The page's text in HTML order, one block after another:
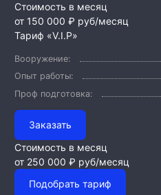
Стоимость в месяц
от 150 000 ₽ руб/месяц
Тариф «V.I.P»
Вооружение:
Опыт работы:
Проф подготовка:
Заказать
Стоимость в месяц
от 250 000 ₽ руб/месяц
Подобрать тариф